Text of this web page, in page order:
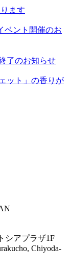
ます
ベント開催のお
了のお知らせ
ット」の香りが
シアプラザ1F
Chiyoda-